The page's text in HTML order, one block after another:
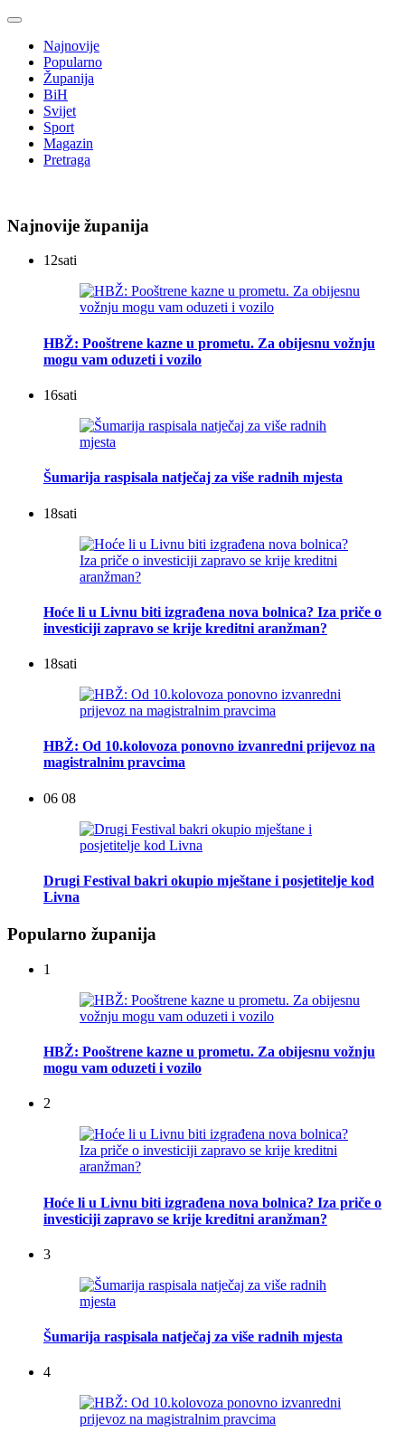
Najnovije
Popularno
Županija
BiH
Svijet
Sport
Magazin
Pretraga
Najnovije županija
12sati
HBŽ: Pooštrene kazne u prometu. Za obijesnu vožnju
mogu vam oduzeti i vozilo
16sati
Šumarija raspisala natječaj za više radnih mjesta
18sati
Hoće li u Livnu biti izgrađena nova bolnica? Iza priče o
investiciji zapravo se krije kreditni aranžman?
18sati
HBŽ: Od 10.kolovoza ponovno izvanredni prijevoz na
magistralnim pravcima
06 08
Drugi Festival bakri okupio mještane i posjetitelje kod
Livna
Popularno županija
1
HBŽ: Pooštrene kazne u prometu. Za obijesnu vožnju
mogu vam oduzeti i vozilo
2
Hoće li u Livnu biti izgrađena nova bolnica? Iza priče o
investiciji zapravo se krije kreditni aranžman?
3
Šumarija raspisala natječaj za više radnih mjesta
4